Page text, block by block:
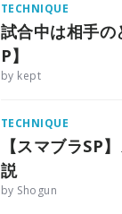
TECHNIQUE
試合中は相手の
P】
by kept
TECHNIQUE
【スマブラSP
説
by Shogun